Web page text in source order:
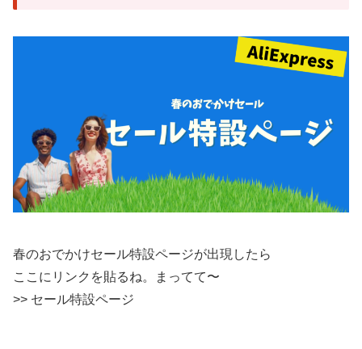
春のおでかけセール特設ページが出現したら
ここにリンクを貼るね。まってて〜
>> セール特設ページ